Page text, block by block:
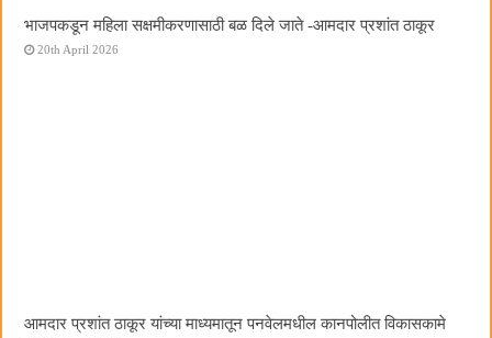
भाजपकडून महिला सक्षमीकरणासाठी बळ दिले जाते -आमदार प्रशांत ठाकूर
20th April 2026
आमदार प्रशांत ठाकूर यांच्या माध्यमातून पनवेलमधील कानपोलीत विकासकामे